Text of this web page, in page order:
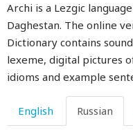
Archi is a Lezgic
Daghestan. The online
Dictionary contains
lexeme, digital pictures
idioms and example
English Russian